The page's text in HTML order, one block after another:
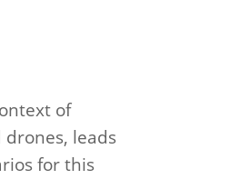
of
leads
for this